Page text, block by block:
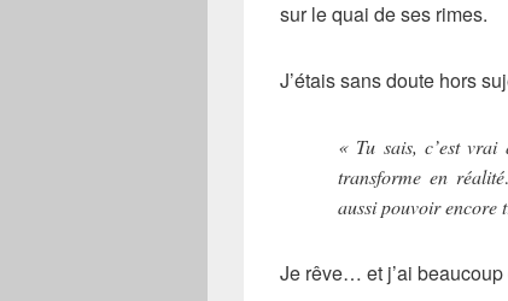
sur le quai de ses rimes.
J’étais sans doute hors
« Tu sais, c’est vrai
transforme en
aussi pouvoir encore
Je rêve… et j’ai